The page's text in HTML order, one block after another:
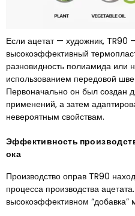
Если ацетат — художник, TR90
высокоэффективный
разновидность полиамида или
использованием передовой
Первоначально он был создан
применений, а затем
невероятным свойствам.
Эффективность
ока
Производство оправ TR90
процесса производства
высокоэффективном “добавка”